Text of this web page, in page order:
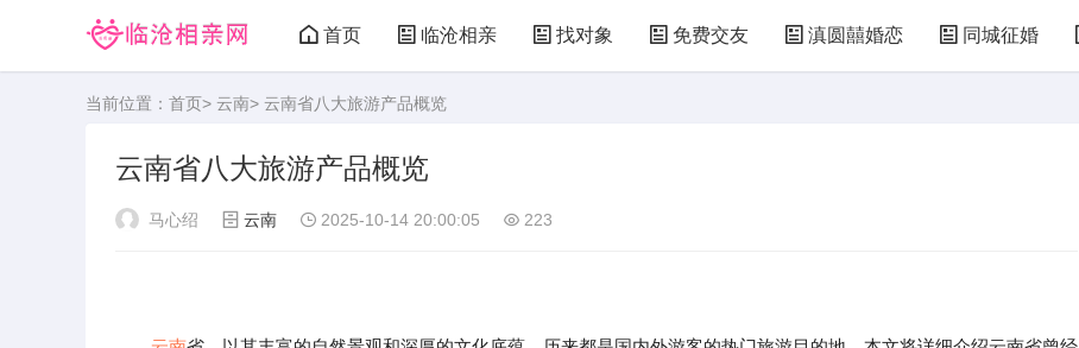
首页 临沧相亲 找对象 免费交友 滇圆囍婚恋 同城征婚
当前位置： 首页> 云南> 云南省八大旅游产品概览
云南省八大旅游产品概览
马心绍 云南 2025-10-14 20:00:05 223